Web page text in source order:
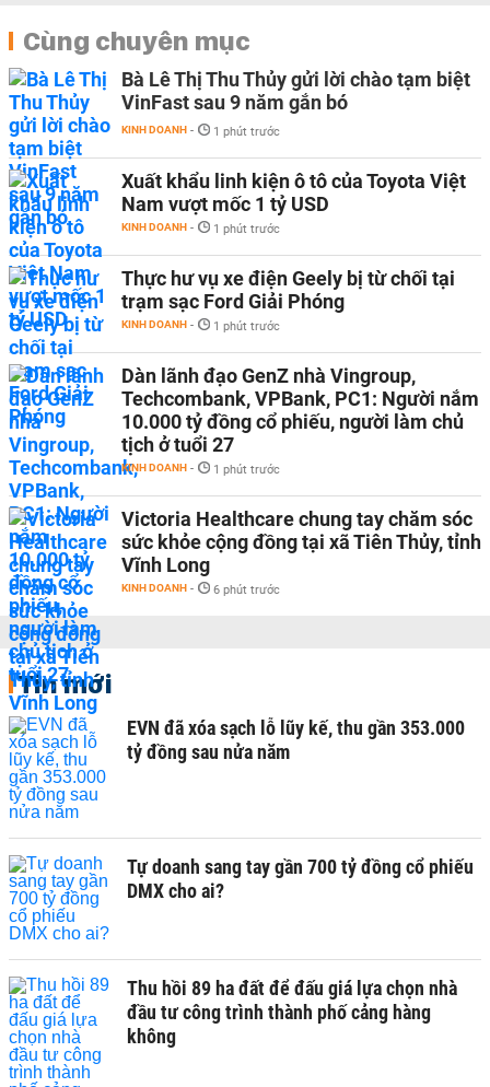
Cùng chuyên mục
Bà Lê Thị Thu Thủy gửi lời chào tạm biệt
VinFast sau 9 năm gắn bó
KINH DOANH - 1 phút trước
Xuất khẩu linh kiện ô tô của Toyota Việt
Nam vượt mốc 1 tỷ USD
KINH DOANH - 1 phút trước
Thực hư vụ xe điện Geely bị từ chối tại
trạm sạc Ford Giải Phóng
KINH DOANH - 1 phút trước
Dàn lãnh đạo GenZ nhà Vingroup,
Techcombank, VPBank, PC1: Người nắm
10.000 tỷ đồng cổ phiếu, người làm chủ
tịch ở tuổi 27
KINH DOANH - 1 phút trước
Victoria Healthcare chung tay chăm sóc
sức khỏe cộng đồng tại xã Tiên Thủy, tỉnh
Vĩnh Long
KINH DOANH - 6 phút trước
Tin mới
EVN đã xóa sạch lỗ lũy kế, thu gần 353.000
tỷ đồng sau nửa năm
Tự doanh sang tay gần 700 tỷ đồng cổ phiếu
DMX cho ai?
Thu hồi 89 ha đất để đấu giá lựa chọn nhà
đầu tư công trình thành phố cảng hàng
không